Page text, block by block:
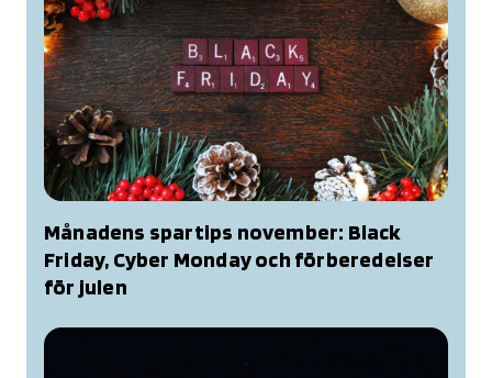
Månadens spartips november: Black
Friday, Cyber Monday och förberedelser
för julen